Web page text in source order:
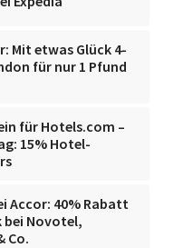
Mit etwas Glück 4-
für nur 1 Pfund
für Hotels.com –
15% Hotel-
Accor: 40% Rabatt
bei Novotel,
Co.